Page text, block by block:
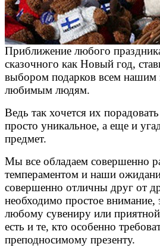
Приближение любого
сказочного как Новый год,
выбором подарков всем
любимым людям.
Ведь так хочется их
просто уникальное, а еще и
предмет.
Мы все обладаем совершенно
темпераментом и наши
совершенно отличны друг от
необходимо простое внимание,
любому сувениру или
есть и те, кто особенно
преподносимому презенту.